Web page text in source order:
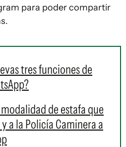
para poder compartir
tres funciones de
de estafa que
a la Policía Caminera a